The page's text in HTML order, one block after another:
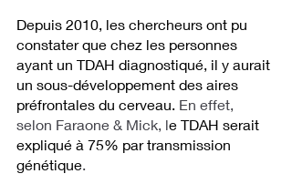
Depuis 2010, les chercheurs ont pu
constater que chez les personnes
ayant un TDAH diagnostiqué, il y aurait
un sous-développement des aires
préfrontales du cerveau. En effet,
selon Faraone & Mick, le TDAH serait
expliqué à 75% par transmission
génétique